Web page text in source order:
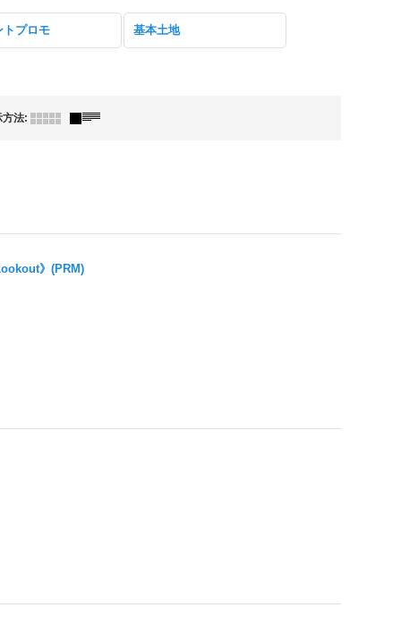
トプロモ 基本土地
方法:
》(PRM)